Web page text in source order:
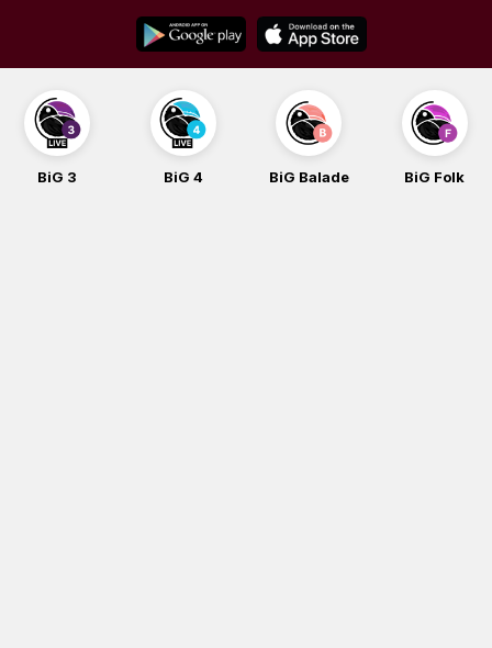
content
BiG 3 BiG 4 BiG Balade BiG Folk